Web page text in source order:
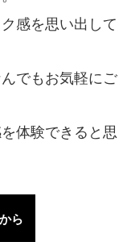
感を思い出して
でもお気軽にご
体験できると思
ら